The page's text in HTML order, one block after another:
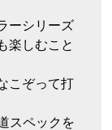
ーシリーズ
楽しむこと
こぞって打
スペックを